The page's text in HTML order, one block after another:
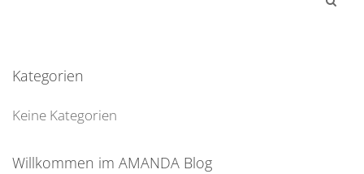
Kategorien
Keine Kategorien
Willkommen im AMANDA Blog